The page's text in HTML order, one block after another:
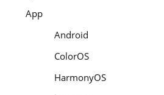
App
Android
ColorOS
HarmonyOS